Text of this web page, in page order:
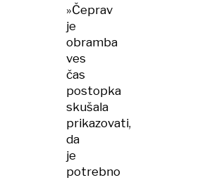
»Čeprav
je
obramba
ves
čas
postopka
skušala
prikazovati,
da
je
potrebno